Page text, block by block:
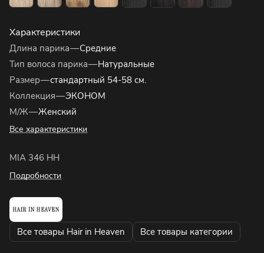
Характеристики
Длина парика—Средние
Тип волоса парика—Натуральные
Размер—стандартный 54-58 см.
Коллекция—ЭКОНОМ
М/Ж—Женский
Все характеристики
MIA 346 HH
Подробности
Все товары Hair in Heaven Все товары категории